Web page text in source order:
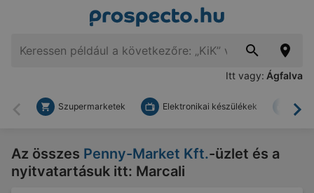
Itt vagy: Ágfalva
Vissza
Szupermarketek Elektronikai készülékek
Az összes Penny-Market Kft.-üzlet és a
nyitvatartásuk itt: Marcali